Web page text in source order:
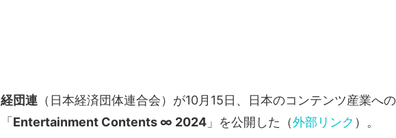
経団連 （日本経済団体連合会）が10月15日、日本のコンテンツ産業へ
「Entertainment Contents ∞ 2024 」を公開した（外部リンク ）。